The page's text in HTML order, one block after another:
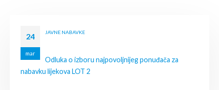
24
mar
JAVNE NABAVKE
Odluka o izboru najpovoljnijeg ponuđača za
nabavku lijekova LOT 2